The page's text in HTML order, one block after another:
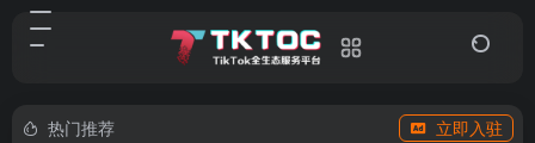
热门推荐
立即入驻